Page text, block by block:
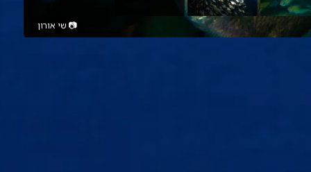
📷 שי אורון